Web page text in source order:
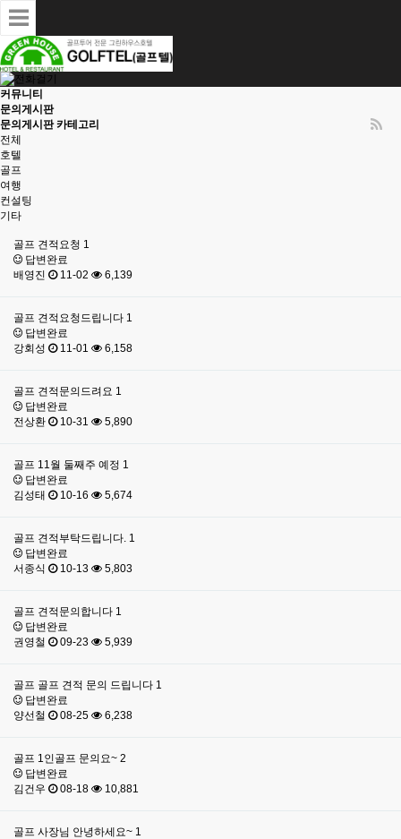
커뮤니티
문의게시판
문의게시판 카테고리
전체
호텔
골프
여행
컨설팅
기타
골프 견적요청 1
답변완료
배영진
11-02 6,139
골프 견적요청드립니다 1
답변완료
강회성
11-01 6,158
골프 견적문의드려요 1
답변완료
전상환
10-31 5,890
골프 11월 둘째주 예정 1
답변완료
김성태
10-16 5,674
골프 견적부탁드립니다. 1
답변완료
서종식
10-13 5,803
골프 견적문의합니다 1
답변완료
권영철
09-23 5,939
골프 골프 견적 문의 드립니다 1
답변완료
양선철
08-25 6,238
골프 1인골프 문의요~ 2
답변완료
김건우
08-18 10,881
골프 사장님 안녕하세요~ 1